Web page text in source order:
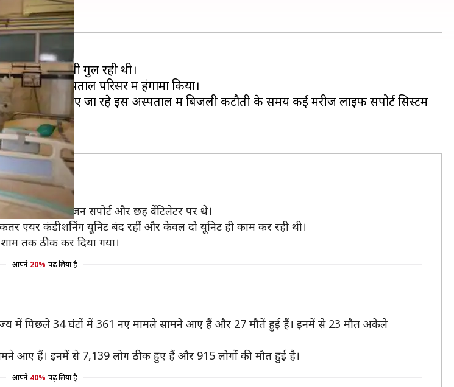
के लिए बिजली गुल रही थी।
ने भी अस्पताल परिसर में हंगामा किया।
द्वारा चलाए जा रहे इस अस्पताल में बिजली कटौती के समय कई मरीज लाइफ सपोर्ट सिस्टम
मरीज ऑक्सीजन सपोर्ट और छह वेंटिलेटर पर थे।
एयर कंडीशनिंग यूनिट बंद रहीं और केवल दो यूनिट ही काम कर रही थी।
तक ठीक कर दिया गया।
आपने 20% पढ़ लिया है
में पिछले 34 घंटों में 361 नए मामले सामने आए हैं और 27 मौतें हुई हैं। इनमें से 23 मौत अकेले
आए हैं। इनमें से 7,139 लोग ठीक हुए हैं और 915 लोगों की मौत हुई है।
आपने 40% पढ़ लिया है